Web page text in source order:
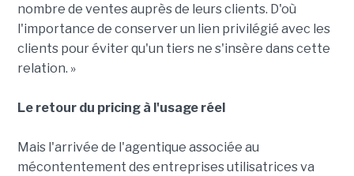
nombre de ventes auprès de leurs clients. D'où
l'importance de conserver un lien privilégié avec les
clients pour éviter qu'un tiers ne s'insère dans cette
relation. »
Le retour du pricing à l'usage réel
Mais l'arrivée de l'agentique associée au
mécontentement des entreprises utilisatrices va